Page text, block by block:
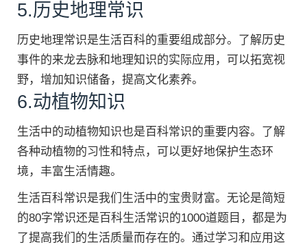
5.历史地理常识
历史地理常识是生活百科的重要组成部分。了解历史
事件的来龙去脉和地理知识的实际应用，可以拓宽视
野，增加知识储备，提高文化素养。
6.动植物知识
生活中的动植物知识也是百科常识的重要内容。了解
各种动植物的习性和特点，可以更好地保护生态环
境，丰富生活情趣。
生活百科常识是我们生活中的宝贵财富。无论是简短
的80字常识还是百科生活常识的1000道题目，都是为
了提高我们的生活质量而存在的。通过学习和应用这